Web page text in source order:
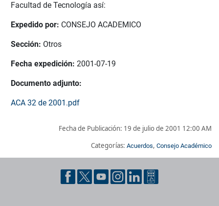
Facultad de Tecnología así:
Expedido por: CONSEJO ACADEMICO
Sección: Otros
Fecha expedición: 2001-07-19
Documento adjunto:
ACA 32 de 2001.pdf
Fecha de Publicación: 19 de julio de 2001 12:00 AM
Categorías: Acuerdos, Consejo Académico
Pie de página con información de contacto, redes sociales y